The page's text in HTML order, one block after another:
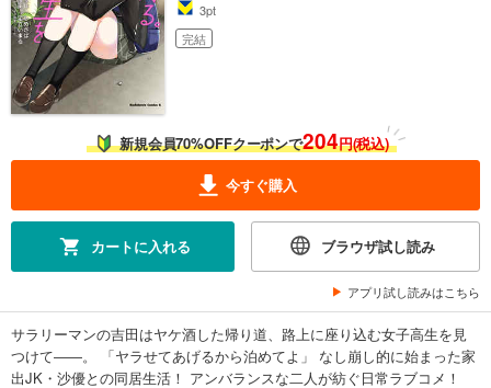
3pt
完結
新規会員70%OFFクーポンで204円(税込)
今すぐ購入
カートに入れる ブラウザ試し読み
アプリ試し読みはこちら
サラリーマンの吉田はヤケ酒した帰り道、路上に座り込む女子高生を見
つけて――。 「ヤラせてあげるから泊めてよ」 なし崩し的に始まった家
出JK・沙優との同居生活！ アンバランスな二人が紡ぐ日常ラブコメ！